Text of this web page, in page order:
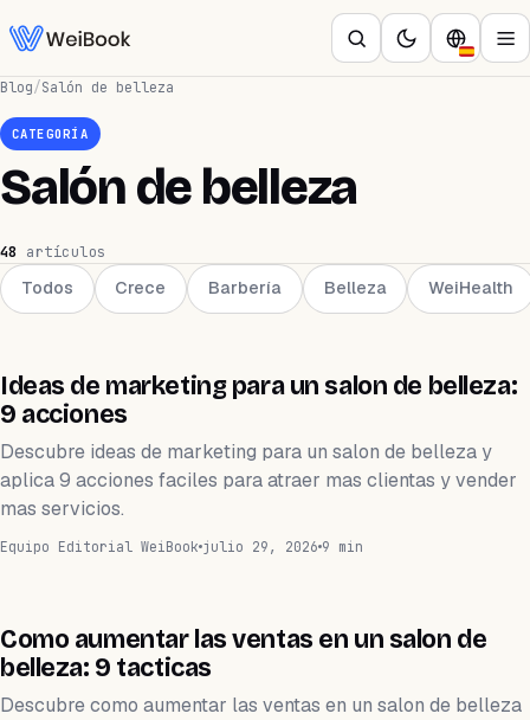
Blog/Salón de belleza
CATEGORÍA
Salón de belleza
48 artículos
Todos Crece Barbería Belleza WeiHealth
SALÓN DE BELLEZA
Ideas de marketing para un salon de belleza:
9 acciones
Descubre ideas de marketing para un salon de belleza y
aplica 9 acciones faciles para atraer mas clientas y vender
mas servicios.
Equipo Editorial WeiBook julio 29, 2026 9 min
SALÓN DE BELLEZA
Como aumentar las ventas en un salon de
belleza: 9 tacticas
Descubre como aumentar las ventas en un salon de belleza